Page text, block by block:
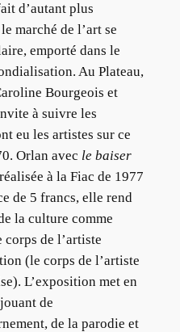
d’autant plus
marché de l’art se
emporté dans le
Au Plateau,
Bourgeois et
à suivre les
eu les artistes sur ce
Orlan avec le baiser
à la Fiac de 1977
de 5 francs, elle rend
la culture comme
corps de l’artiste
(le corps de l’artiste
L’exposition met en
de
de la parodie et